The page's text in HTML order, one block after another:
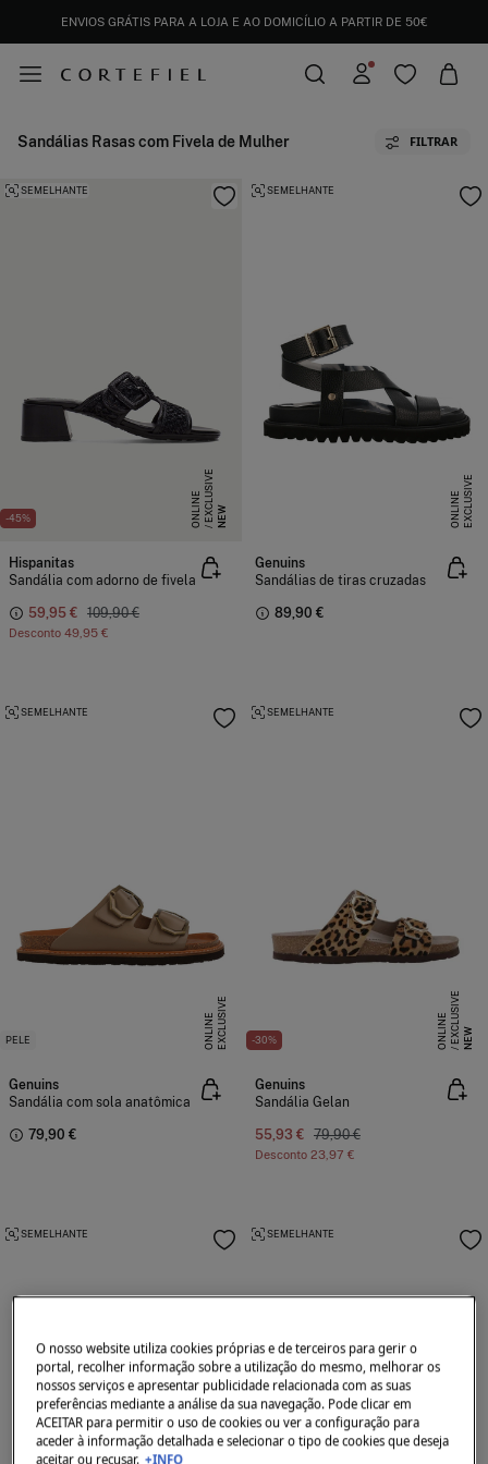
ENVIOS GRÁTIS PARA A LOJA E AO DOMICÍLIO A PARTIR DE 50€
Sandálias Rasas com Fivela de Mulher FILTRAR
-45% NEW
E
X
C
L
US
I
V
E
O
N
L
I
N
E
SEMELHANTE
Hispanitas
Sandália com adorno de fivela
59,95 € 109,90 €
Desconto 49,95 €
E
X
C
L
U
SI
V
E
O
N
L
I
N
E
SEMELHANTE
Genuins
Sandálias de tiras cruzadas
89,90 €
PELE E
X
C
L
U
SI
V
E
O
N
L
I
N
E
SEMELHANTE
Genuins
Sandália com sola anatômica
79,90 €
-30% NEW
E
X
C
L
US
I
V
E
O
N
L
I
N
E
SEMELHANTE
Genuins
Sandália Gelan
55,93 € 79,90 €
Desconto 23,97 €
SEMELHANTE SEMELHANTE
O nosso website utiliza cookies próprias e de terceiros para gerir o
portal, recolher informação sobre a utilização do mesmo, melhorar os
nossos serviços e apresentar publicidade relacionada com as suas
preferências mediante a análise da sua navegação. Pode clicar em
ACEITAR para permitir o uso de cookies ou ver a configuração para
aceder à informação detalhada e selecionar o tipo de cookies que deseja
aceitar ou recusar. +INFO